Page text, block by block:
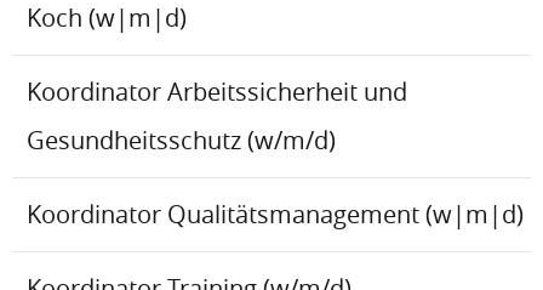
Koch (w|m|d)
Koordinator Arbeitssicherheit und
Gesundheitsschutz (w/m/d)
Koordinator Qualitätsmanagement (w|m|d)